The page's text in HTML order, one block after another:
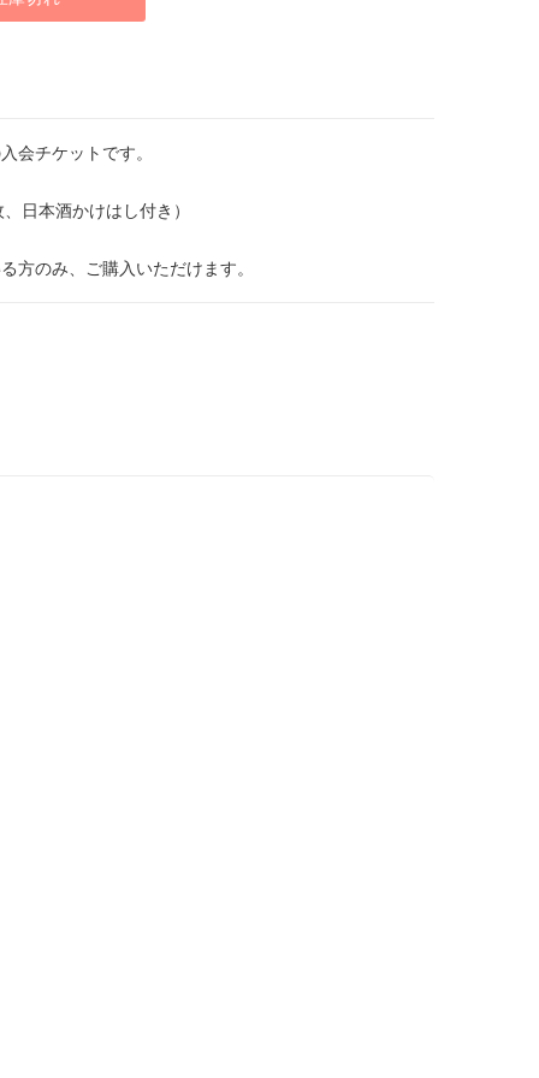
会チケットです。
日本酒かけはし付き）
方のみ、ご購入いただけます。